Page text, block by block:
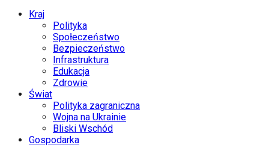
Kraj
Polityka
Społeczeństwo
Bezpieczeństwo
Infrastruktura
Edukacja
Zdrowie
Świat
Polityka zagraniczna
Wojna na Ukrainie
Bliski Wschód
Gospodarka